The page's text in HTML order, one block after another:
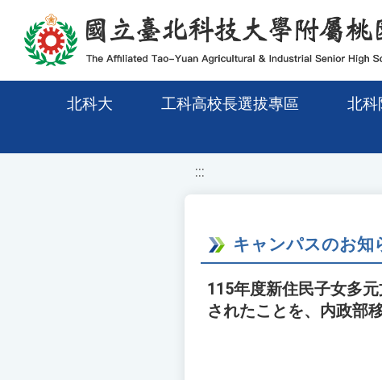
移至網頁之主要內容區位置
北科大 工科高校長選拔專區 北科
:::
キャンパスのお知
115年度新住民子女多
されたことを、内政部